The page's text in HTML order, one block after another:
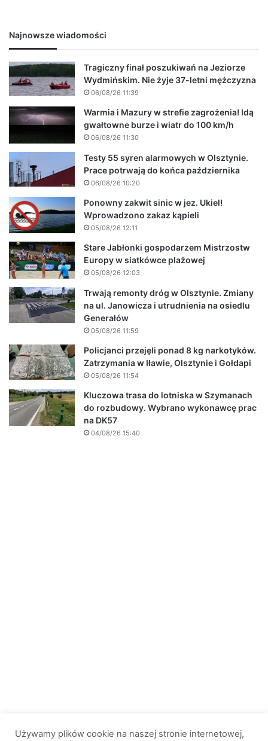
Najnowsze wiadomości
Tragiczny finał poszukiwań na Jeziorze
Wydmińskim. Nie żyje 37-letni mężczyzna
06/08/26 11:39
Warmia i Mazury w strefie zagrożenia! Idą
gwałtowne burze i wiatr do 100 km/h
06/08/26 11:30
Testy 55 syren alarmowych w Olsztynie.
Prace potrwają do końca października
06/08/26 10:20
Ponowny zakwit sinic w jez. Ukiel!
Wprowadzono zakaz kąpieli
05/08/26 12:11
Stare Jabłonki gospodarzem Mistrzostw
Europy w siatkówce plażowej
05/08/26 12:03
Trwają remonty dróg w Olsztynie. Zmiany
na ul. Janowicza i utrudnienia na osiedlu
Generałów
05/08/26 11:59
Policjanci przejęli ponad 8 kg narkotyków.
Zatrzymania w Iławie, Olsztynie i Gołdapi
05/08/26 11:54
Kluczowa trasa do lotniska w Szymanach
do rozbudowy. Wybrano wykonawcę prac
na DK57
04/08/26 15:40
Używamy plików cookie na naszej stronie internetowej,